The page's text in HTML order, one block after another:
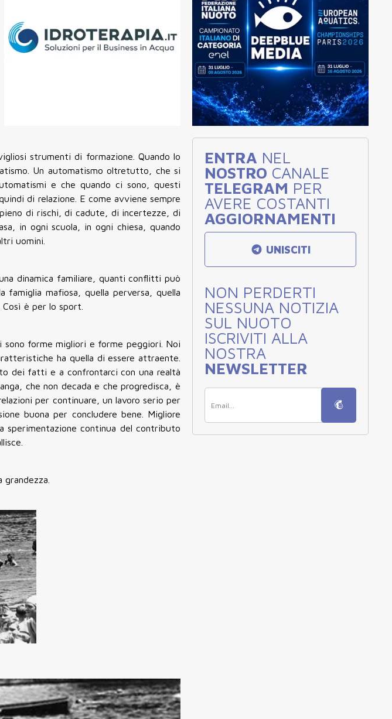
strumenti di formazione. Quando lo
Un automatismo oltretutto, che si
e che quando ci sono, questi
di relazione. E come avviene sempre
di rischi, di cadute, di incertezze, di
in ogni scuola, in ogni chiesa, quando
uomini.
dinamica familiare, quanti conflitti può
mafiosa, quella perversa, quella
è per lo sport.
sono forme migliori e forme peggiori. Noi
ha quella di essere attraente.
dei fatti e a confrontarci con una realtà
che non decada e che progredisca, è
per continuare, un lavoro serio per
buona per concludere bene. Migliore
sperimentazione continua del contributo
ENTRA NEL
NOSTRO CANALE
TELEGRAM PER
AVERE COSTANTI
AGGIORNAMENTI
UNISCITI
NON PERDERTI
NESSUNA NOTIZIA
SUL NUOTO
ISCRIVITI ALLA
NOSTRA
NEWSLETTER